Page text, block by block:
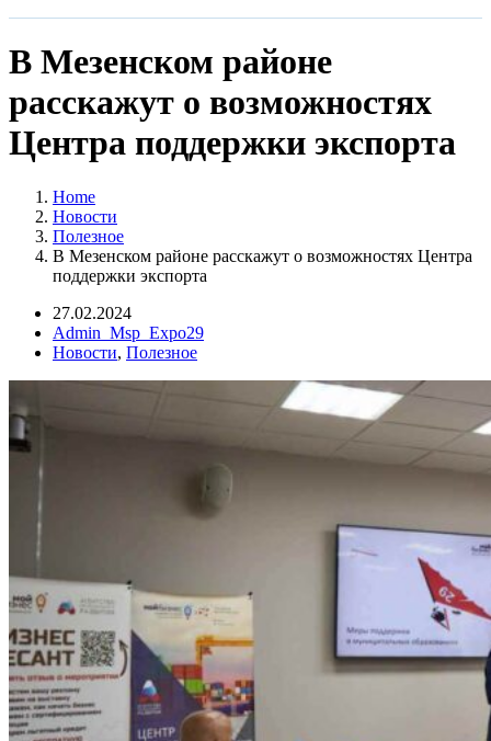
В Мезенском районе
расскажут о возможностях
Центра поддержки экспорта
Home
Новости
Полезное
В Мезенском районе расскажут о возможностях Центра
поддержки экспорта
27.02.2024
Admin_Msp_Expo29
Новости, Полезное